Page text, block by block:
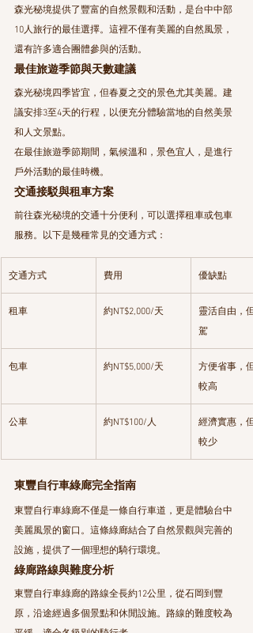
森光秘境提供了豐富的自然景觀和活動，是台中中部
10人旅行的最佳選擇。這裡不僅有美麗的自然風景，
還有許多適合團體參與的活動。
最佳旅遊季節與天數建議
森光秘境四季皆宜，但春夏之交的景色尤其美麗。建
議安排3至4天的行程，以便充分體驗當地的自然美景
和人文景點。
在最佳旅遊季節期間，氣候溫和，景色宜人，是進行
戶外活動的最佳時機。
交通接駁與租車方案
前往森光秘境的交通十分便利，可以選擇租車或包車
服務。以下是幾種常見的交通方式：
交通方式 費用 優缺點
租車 約NT$2,000/天
靈活自由，
駕
包車 約NT$5,000/天
方便省事，
較高
公車 約NT$100/人
經濟實惠，
較少
東豐自行車綠廊完全指南
東豐自行車綠廊不僅是一條自行車道，更是體驗台中
美麗風景的窗口。這條綠廊結合了自然景觀與完善的
設施，提供了一個理想的騎行環境。
綠廊路線與難度分析
東豐自行車綠廊的路線全長約12公里，從石岡到豐
原，沿途經過多個景點和休閒設施。路線的難度較為